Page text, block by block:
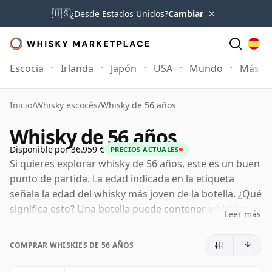
🇺🇸¿Desde Estados Unidos?Cambiar ×
Escocia Irlanda Japón USA Mundo Más
Inicio/Whisky escocés/Whisky de 56 años
Whisky de 56 años
Disponible por 36.959 € PRECIOS ACTUALES
Si quieres explorar whisky de 56 años, este es un buen
punto de partida. La edad indicada en la etiqueta
señala la edad del whisky más joven de la botella. ¿Qué
significa esto? Una botella puede contener whiskies
diferentes. Si la etiqueta indica 56 años (o cincuenta y
Leer más
COMPRAR WHISKIES DE 56 AÑOS